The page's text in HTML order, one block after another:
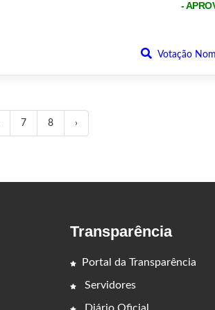
-
Votação
7 8 ›
Transparência
Portal da Transparência
Servidores